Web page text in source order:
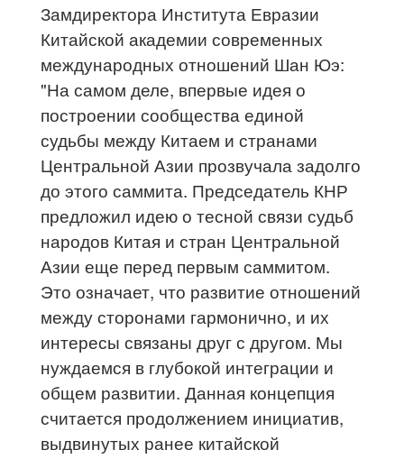
Замдиректора Института Евразии
Китайской академии современных
международных отношений Шан Юэ:
"На самом деле, впервые идея о
построении сообщества единой
судьбы между Китаем и странами
Центральной Азии прозвучала задолго
до этого саммита. Председатель КНР
предложил идею о тесной связи судьб
народов Китая и стран Центральной
Азии еще перед первым саммитом.
Это означает, что развитие отношений
между сторонами гармонично, и их
интересы связаны друг с другом. Мы
нуждаемся в глубокой интеграции и
общем развитии. Данная концепция
считается продолжением инициатив,
выдвинутых ранее китайской